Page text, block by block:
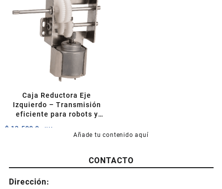
Caja Reductora Eje
Izquierdo – Transmisión
eficiente para robots y
$ 13.500,0 +IVA
Añade tu contenido aquí
CONTACTO
Dirección: